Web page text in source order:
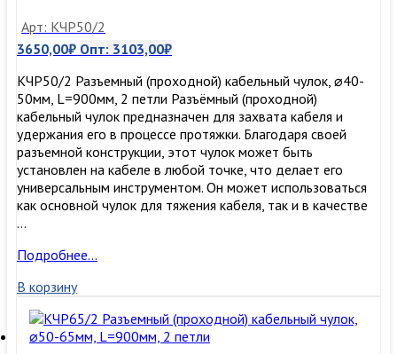
Арт: КЧР50/2
3650,00₽ Опт: 3103,00₽
КЧР50/2 Разъемный (проходной) кабельный чулок, ⌀40-
50мм, L=900мм, 2 петли Разъёмный (проходной)
кабельный чулок предназначен для захвата кабеля и
удержания его в процессе протяжки. Благодаря своей
разъемной конструкции, этот чулок может быть
установлен на кабеле в любой точке, что делает его
универсальным инструментом. Он может использоваться
как основной чулок для тяжения кабеля, так и в качестве
…
КЧР50/2
(проходной)
кабельный
чулок,
⌀40-
Подробнее…
В корзину